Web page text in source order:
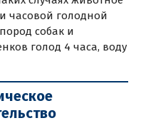
часовой голодной
собак и
голод 4 часа, воду